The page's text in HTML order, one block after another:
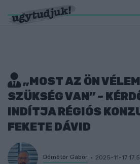
„MOST AZ ÖN
SZÜKSÉG VAN” –
INDÍTJA RÉGIÓS
FEKETE DÁVID
Dömötör Gábor 2025-11-17